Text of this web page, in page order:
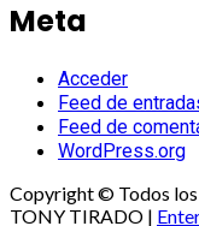
Meta
Acceder
Feed de
Feed de
WordPress.org
Copyright © Todos los
TONY TIRADO |